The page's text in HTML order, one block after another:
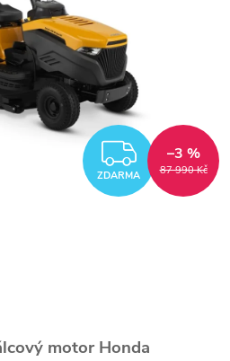
ZDARMA 87 990 Kč
–3 %
motor Honda